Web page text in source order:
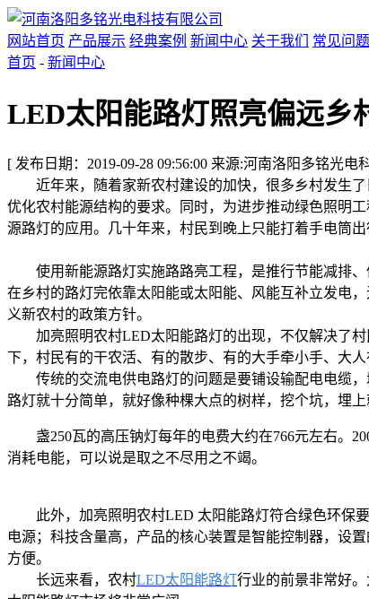
网站首页 产品展示 经典案例 新闻中心 关于我们 常见问题
首页 - 新闻中心
LED太阳能路灯照亮偏远乡
[ 发布日期：2019-09-28 09:56:00 来源:河南洛阳多铭光电
近年来，随着家新农村建设的加快，很多乡村发生了
优化农村能源结构的要求。同时，为进步推动绿色照明
源路灯的应用。几十年来，村民到晚上只能打着手电筒出
使用新能源路灯实施路路亮工程，是推行节能减排、
在乡村的路灯完依靠太阳能或太阳能、风能互补立发电
义新农村的政策方针。
加亮照明农村LED太阳能路灯的出现，不仅解决了村
下，村民有的干农活、有的散步、有的大手牵小手、大
传统的交流电供电路灯的问题是要铺设输配电电缆，
路灯就十分简单，就好像种棵大点的树样，挖个坑，
盏250瓦的高压钠灯每年的电费大约在766元左右。
消耗电能，可以说是取之不尽用之不竭。
此外，加亮照明农村LED 太阳能路灯符合绿色环保要
电源；科技含量高，产品的核心装置是智能控制器，设
方便。
长远来看，农村LED太阳能路灯行业的前景非常好